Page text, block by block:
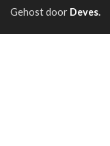
Gehost door Deves.